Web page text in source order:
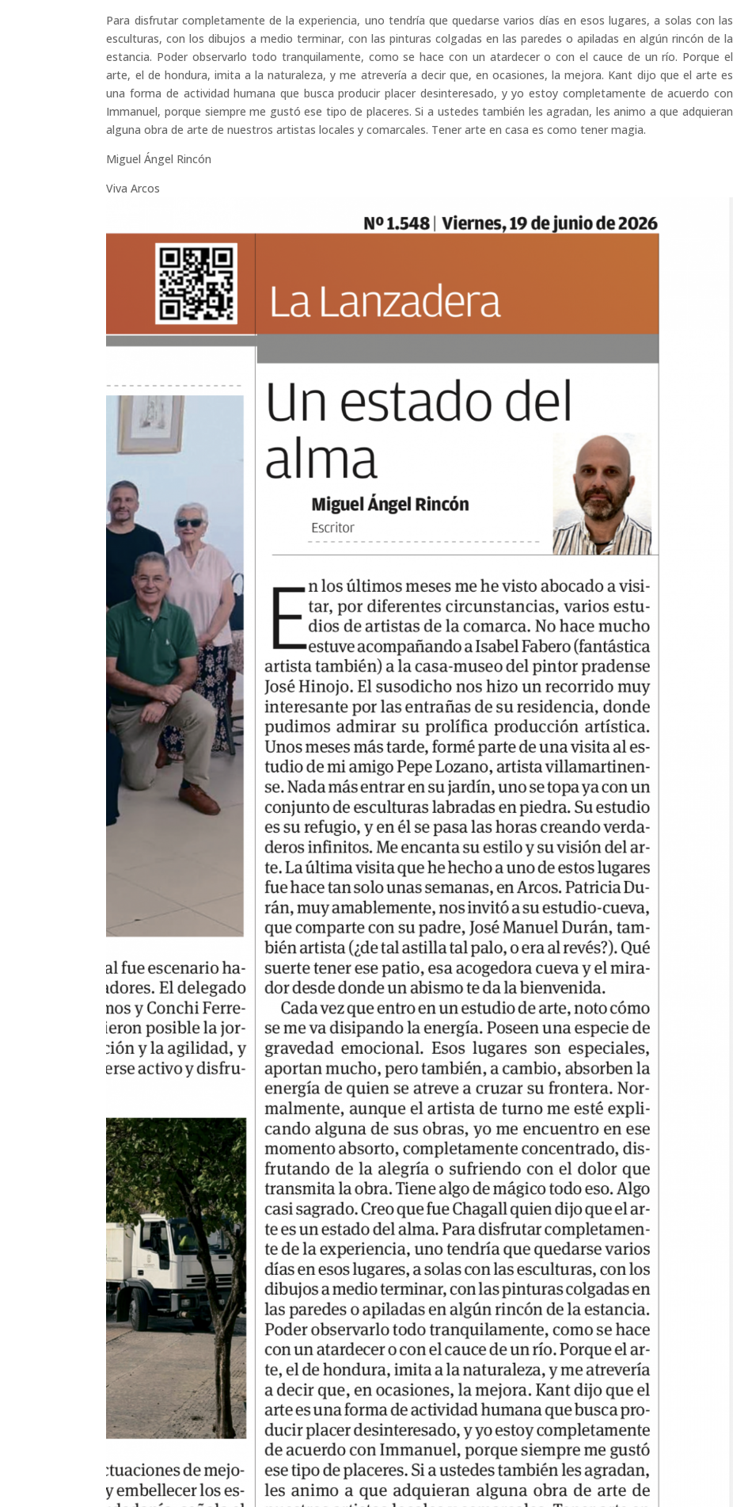
Para disfrutar completamente de la experiencia, uno tendría que quedarse varios días en esos lugares, a solas con las
esculturas, con los dibujos a medio terminar, con las pinturas colgadas en las paredes o apiladas en algún rincón de la
estancia. Poder observarlo todo tranquilamente, como se hace con un atardecer o con el cauce de un río. Porque el
arte, el de hondura, imita a la naturaleza, y me atrevería a decir que, en ocasiones, la mejora. Kant dijo que el arte es
una forma de actividad humana que busca producir placer desinteresado, y yo estoy completamente de acuerdo con
Immanuel, porque siempre me gustó ese tipo de placeres. Si a ustedes también les agradan, les animo a que adquieran
alguna obra de arte de nuestros artistas locales y comarcales. Tener arte en casa es como tener magia.
Miguel Ángel Rincón
Viva Arcos